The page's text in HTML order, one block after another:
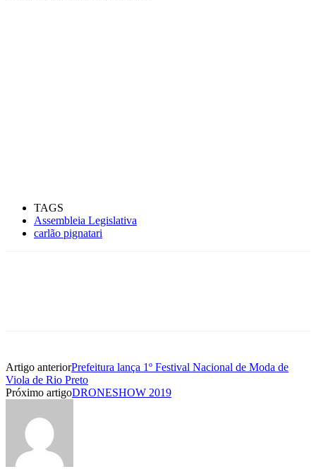
TAGS
Assembleia Legislativa
carlão pignatari
Artigo anteriorPrefeitura lança 1º Festival Nacional de Moda de
Viola de Rio Preto
Próximo artigoDRONESHOW 2019